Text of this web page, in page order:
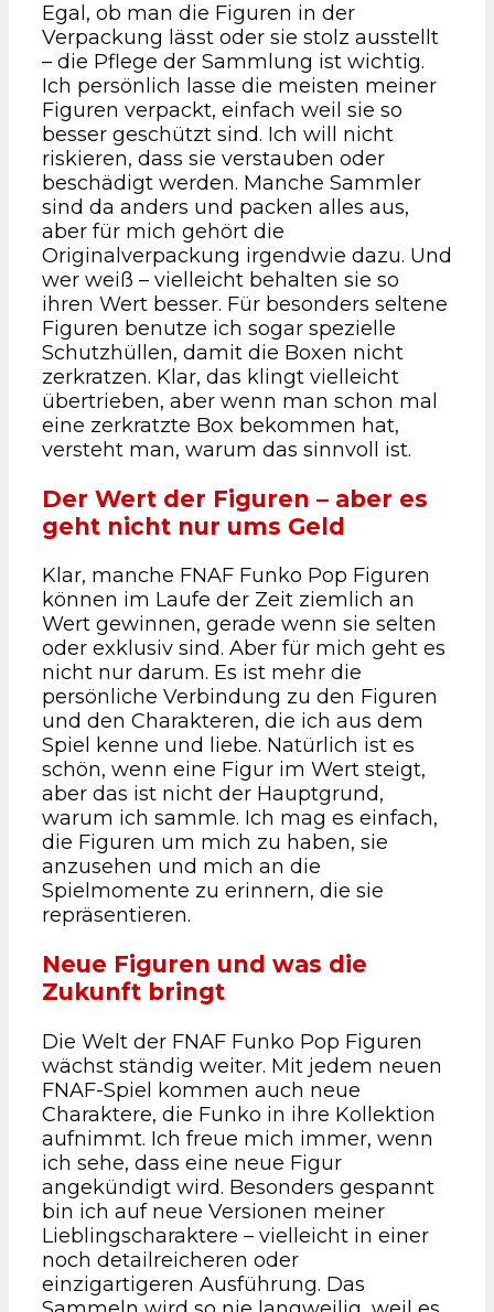
Egal, ob man die Figuren in der
Verpackung lässt oder sie stolz ausstellt
– die Pflege der Sammlung ist wichtig.
Ich persönlich lasse die meisten meiner
Figuren verpackt, einfach weil sie so
besser geschützt sind. Ich will nicht
riskieren, dass sie verstauben oder
beschädigt werden. Manche Sammler
sind da anders und packen alles aus,
aber für mich gehört die
Originalverpackung irgendwie dazu. Und
wer weiß – vielleicht behalten sie so
ihren Wert besser. Für besonders seltene
Figuren benutze ich sogar spezielle
Schutzhüllen, damit die Boxen nicht
zerkratzen. Klar, das klingt vielleicht
übertrieben, aber wenn man schon mal
eine zerkratzte Box bekommen hat,
versteht man, warum das sinnvoll ist.
Der Wert der Figuren – aber es
geht nicht nur ums Geld
Klar, manche FNAF Funko Pop Figuren
können im Laufe der Zeit ziemlich an
Wert gewinnen, gerade wenn sie selten
oder exklusiv sind. Aber für mich geht es
nicht nur darum. Es ist mehr die
persönliche Verbindung zu den Figuren
und den Charakteren, die ich aus dem
Spiel kenne und liebe. Natürlich ist es
schön, wenn eine Figur im Wert steigt,
aber das ist nicht der Hauptgrund,
warum ich sammle. Ich mag es einfach,
die Figuren um mich zu haben, sie
anzusehen und mich an die
Spielmomente zu erinnern, die sie
repräsentieren.
Neue Figuren und was die
Zukunft bringt
Die Welt der FNAF Funko Pop Figuren
wächst ständig weiter. Mit jedem neuen
FNAF-Spiel kommen auch neue
Charaktere, die Funko in ihre Kollektion
aufnimmt. Ich freue mich immer, wenn
ich sehe, dass eine neue Figur
angekündigt wird. Besonders gespannt
bin ich auf neue Versionen meiner
Lieblingscharaktere – vielleicht in einer
noch detailreicheren oder
einzigartigeren Ausführung. Das